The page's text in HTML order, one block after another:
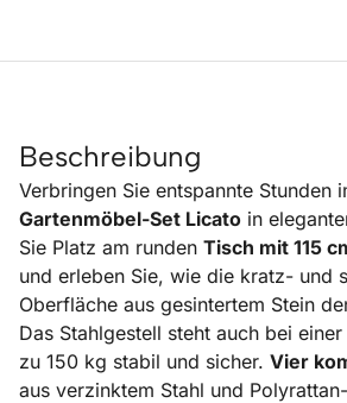
Beschreibung
Verbringen Sie entspannte Stunden
Gartenmöbel-Set Licato in
Sie Platz am runden Tisch mit 115
und erleben Sie, wie die kratz- und
Oberfläche aus gesintertem Stein
Das Stahlgestell steht auch bei
zu 150 kg stabil und sicher. Vier
aus verzinktem Stahl und